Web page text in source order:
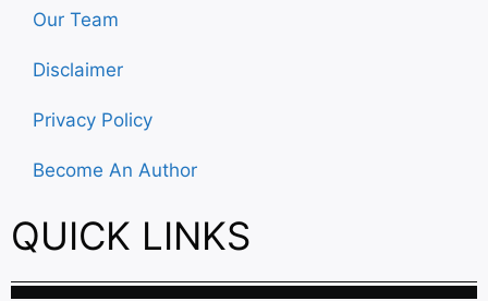
Our Team
Disclaimer
Privacy Policy
Become An Author
QUICK LINKS